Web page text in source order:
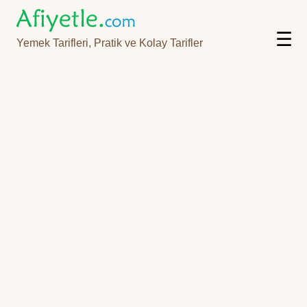
Yemek Tarifleri, Pratik ve Kolay Tarifler ☰